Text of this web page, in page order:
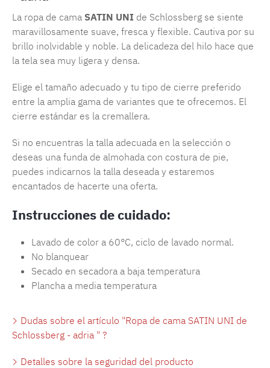
La ropa de cama SATIN UNI de Schlossberg se siente
maravillosamente suave, fresca y flexible. Cautiva por su
brillo inolvidable y noble. La delicadeza del hilo hace que
la tela sea muy ligera y densa.
Elige el tamaño adecuado y tu tipo de cierre preferido
entre la amplia gama de variantes que te ofrecemos. El
cierre estándar es la cremallera.
Si no encuentras la talla adecuada en la selección o
deseas una funda de almohada con costura de pie,
puedes indicarnos la talla deseada y estaremos
encantados de hacerte una oferta.
Instrucciones de cuidado:
Lavado de color a 60°C, ciclo de lavado normal.
No blanquear
Secado en secadora a baja temperatura
Plancha a media temperatura
Dudas sobre el artículo "Ropa de cama SATIN UNI de
Schlossberg - adria " ?
Detalles sobre la seguridad del producto